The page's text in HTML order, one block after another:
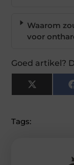
Waarom
voor
Goed artikel?
X
(Twitter)
Tags: